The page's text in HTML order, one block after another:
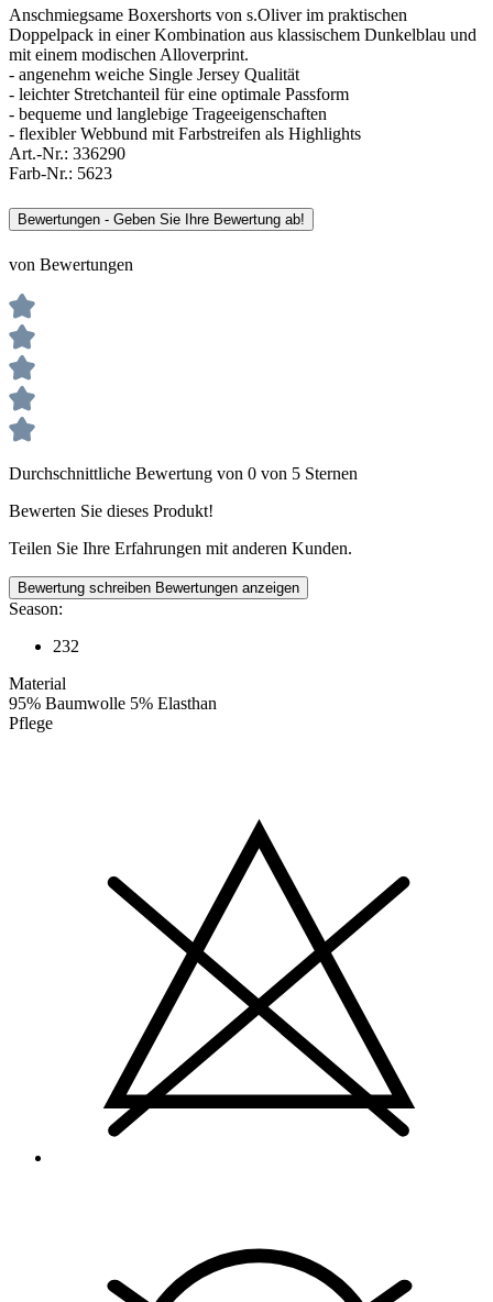
Anschmiegsame Boxershorts von s.Oliver im praktischen
Doppelpack in einer Kombination aus klassischem Dunkelblau und
mit einem modischen Alloverprint.
- angenehm weiche Single Jersey Qualität
- leichter Stretchanteil für eine optimale Passform
- bequeme und langlebige Trageeigenschaften
- flexibler Webbund mit Farbstreifen als Highlights
Art.-Nr.: 336290
Farb-Nr.: 5623
Bewertungen - Geben Sie Ihre Bewertung ab!
von Bewertungen
Durchschnittliche Bewertung von 0 von 5 Sternen
Bewerten Sie dieses Produkt!
Teilen Sie Ihre Erfahrungen mit anderen Kunden.
Bewertung schreiben Bewertungen anzeigen
Season:
232
Material
95% Baumwolle 5% Elasthan
Pflege